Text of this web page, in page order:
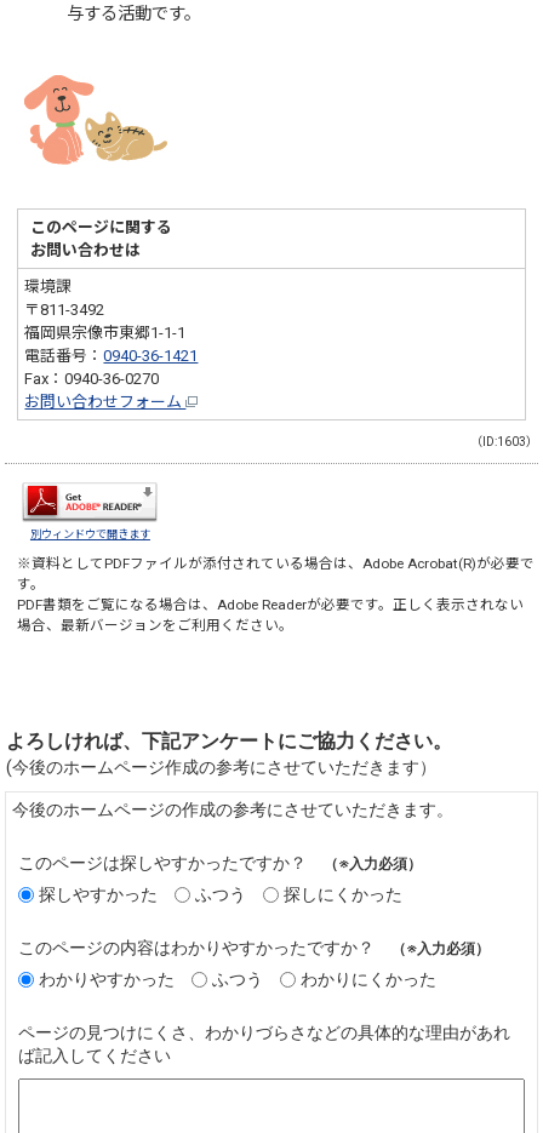
与する活動です。
このページに関する
お問い合わせは
環境課
〒811-3492
福岡県宗像市東郷1-1-1
電話番号：0940-36-1421
Fax：0940-36-0270
お問い合わせフォーム
（ID:1603）
別ウィンドウで開きます
※資料としてPDFファイルが添付されている場合は、Adobe Acrobat(R)が必要で
す。
PDF書類をご覧になる場合は、Adobe Readerが必要です。正しく表示されない
場合、最新バージョンをご利用ください。